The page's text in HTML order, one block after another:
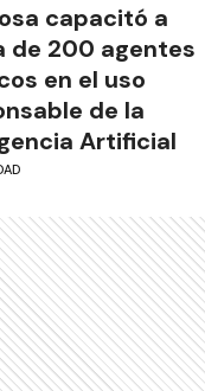
capacitó a
de 200 agentes
en el uso
de la
Artificial